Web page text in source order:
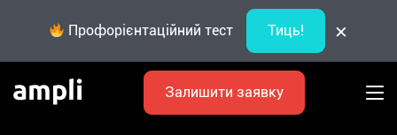
Профорієнтаційний тест Тиць! ×
Залишити заявку